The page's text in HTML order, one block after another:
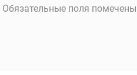
Обязательные поля помечены